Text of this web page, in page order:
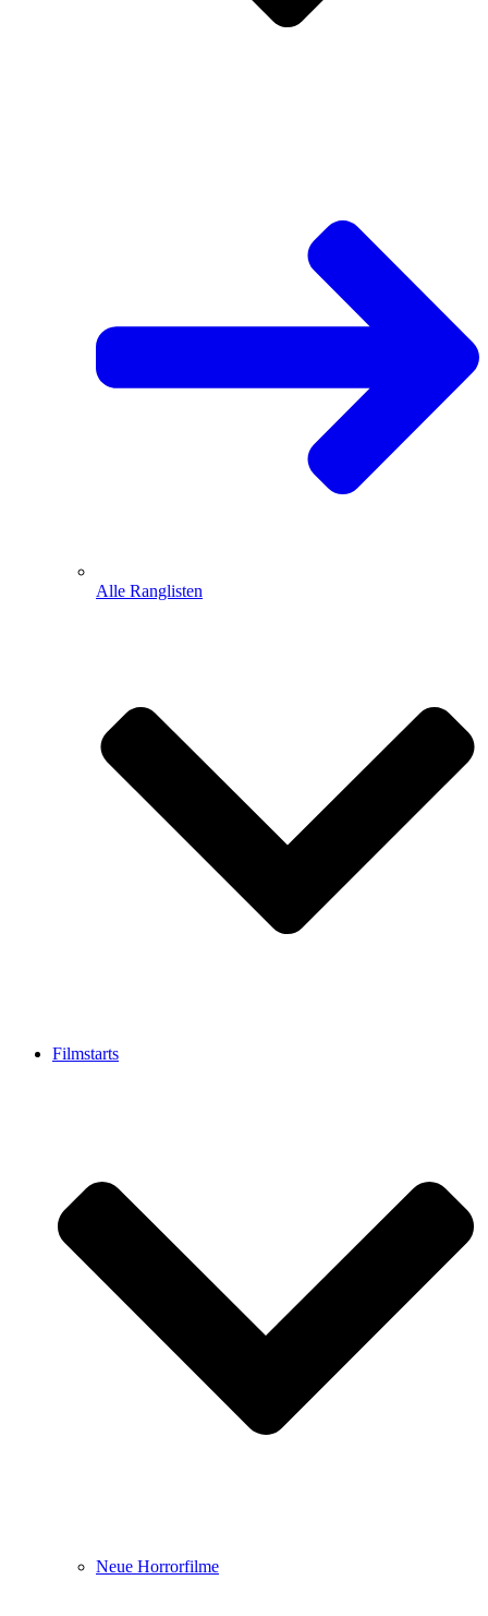
Alle Ranglisten
Filmstarts
Neue Horrorfilme